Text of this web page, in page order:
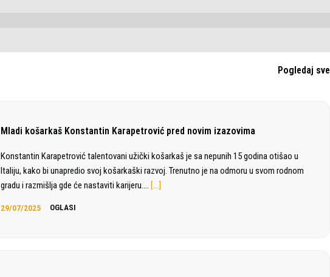
Pogledaj sve
Mladi košarkaš Konstantin Karapetrović pred novim izazovima
Konstantin Karapetrović talentovani užički košarkaš je sa nepunih 15 godina otišao u
Italiju, kako bi unapredio svoj košarkaški razvoj. Trenutno je na odmoru u svom rodnom
gradu i razmišlja gde će nastaviti karijeru.… […]
29/07/2025 OGLASI